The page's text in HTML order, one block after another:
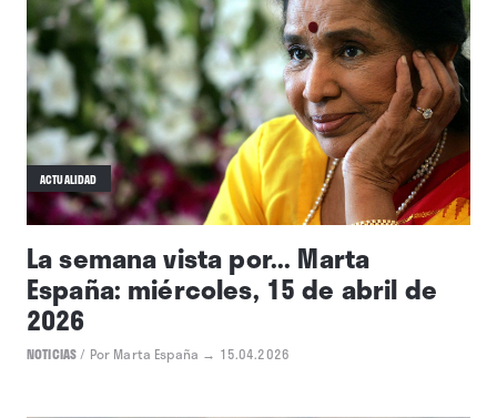
ACTUALIDAD
La semana vista por... Marta
España: miércoles, 15 de abril de
2026
NOTICIAS/ Por Marta España → 15.04.2026